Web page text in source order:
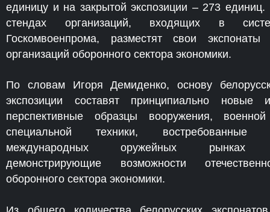
единицу и на закрытой экспозиции – 273 единиц.
стендах организаций, входящих в
Госкомвоенпрома, разместят свои экспонаты
организаций оборонного сектора экономики.
По словам Игоря Демиденко, основу
экспозиции составят принципиально новые
перспективные образцы вооружения,
специальной техники, востребованные
международных оружейных
демонстрирующие возможности
оборонного сектора экономики.